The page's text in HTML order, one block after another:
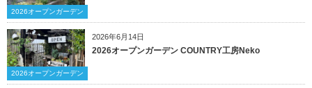
2026オープンガーデン
2026年6月14日
2026オープンガーデン
2026オープンガーデン COUNTRY工房Neko